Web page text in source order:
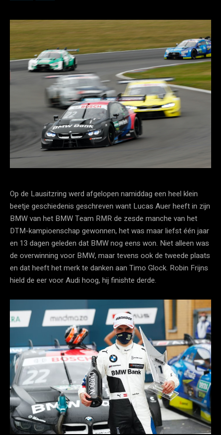
Op de Lausitzring werd afgelopen namiddag een heel klein
beetje geschiedenis geschreven want Lucas Auer heeft in zijn
BMW van het BMW Team RMR de zesde manche van het
DTM-kampioenschap gewonnen, het was maar liefst één jaar
en 13 dagen geleden dat BMW nog eens won. Niet alleen was
de overwinning voor BMW, maar tevens ook de tweede plaats
en dat heeft het merk te danken aan Timo Glock. Robin Frijns
hield de eer voor Audi hoog, hij finishte derde.